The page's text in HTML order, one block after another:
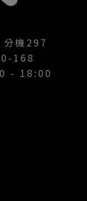
機297
168
- 18:00